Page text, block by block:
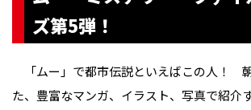
ズ第5弾！
「ムー」で都市伝説といえばこの人！
た、豊富なマンガ、イラスト、写真で紹介